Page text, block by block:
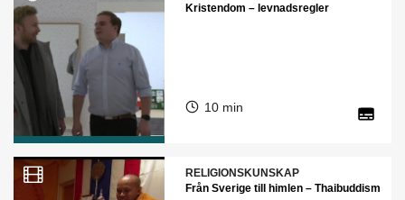
Kristendom – levnadsregler
10 min
RELIGIONSKUNSKAP
Från Sverige till himlen – Thaibuddism